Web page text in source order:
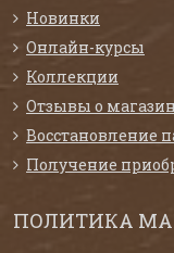
Новинки
Онлайн-курсы
Коллекции
Отзывы о
Восстановление
Получение
ПОЛИТИКА